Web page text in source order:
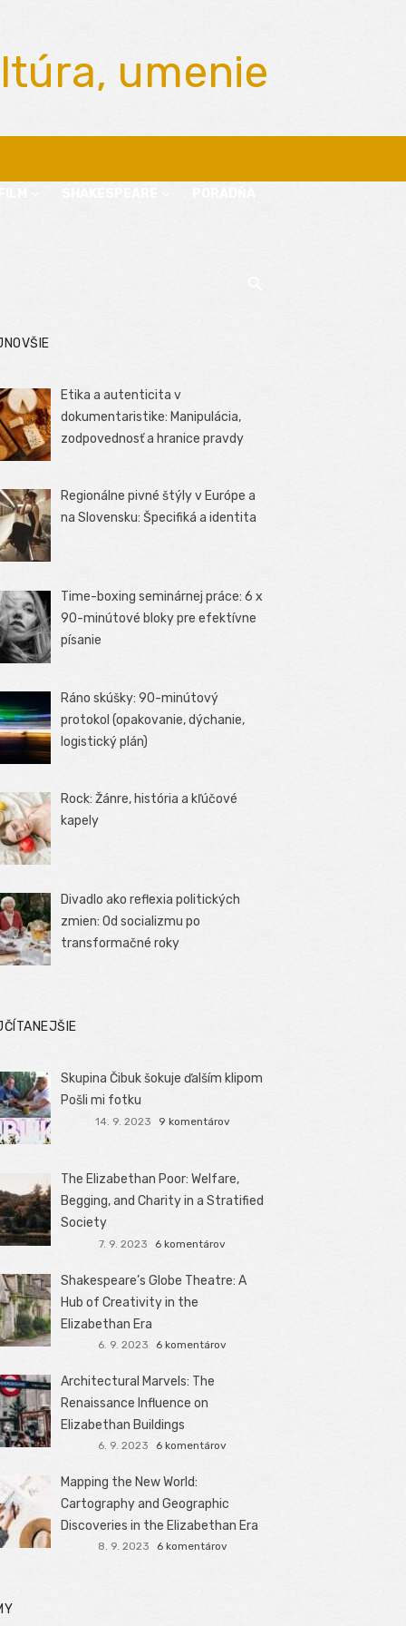
umenie
Etika a autenticita v
dokumentaristike: Manipulácia,
zodpovednosť a hranice pravdy
Regionálne pivné štýly v Európe a
na Slovensku: Špecifiká a identita
Time-boxing seminárnej práce: 6 x
90-minútové bloky pre efektívne
písanie
Ráno skúšky: 90-minútový
protokol (opakovanie, dýchanie,
logistický plán)
Rock: Žánre, história a kľúčové
kapely
Divadlo ako reflexia politických
zmien: Od socializmu po
transformačné roky
Skupina Čibuk šokuje ďalším klipom
Pošli mi fotku
14. 9. 2023 9 komentárov
The Elizabethan Poor: Welfare,
Begging, and Charity in a Stratified
Society
7. 9. 2023 6 komentárov
Shakespeare’s Globe Theatre: A
Hub of Creativity in the
Elizabethan Era
6. 9. 2023 6 komentárov
Architectural Marvels: The
Renaissance Influence on
Elizabethan Buildings
6. 9. 2023 6 komentárov
Mapping the New World:
Cartography and Geographic
Discoveries in the Elizabethan Era
8. 9. 2023 6 komentárov